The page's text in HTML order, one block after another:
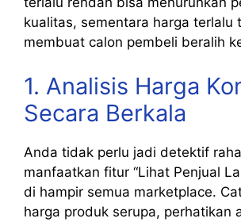
kualitas, sementara harga terlalu
membuat calon pembeli beralih
1. Analisis Harga
Secara Berkala
Anda tidak perlu jadi detektif
manfaatkan fitur “Lihat Penjual
di hampir semua marketplace.
harga produk serupa, perhatikan